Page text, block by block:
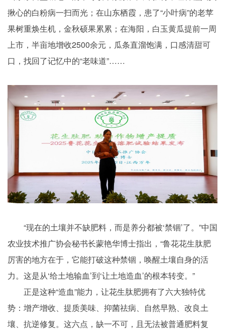
揪心的白粉病一扫而光；在山东栖霞，患了“小叶病”的老苹
果树重焕生机，金秋硕果累累；在海阳，白玉黄瓜提前一周
上市，半亩地增收2500余元，瓜条直溜饱满，口感清甜可
口，找回了记忆中的“老味道”……
“现在的土壤并不缺肥料，而是养分都被‘禁锢’了。”中国
农业技术推广协会秘书长蒙艳华博士指出，“鲁花花生肽肥
厉害的地方在于，它能打破这种禁锢，唤醒土壤自身的活
力。这是从‘给土地输血’到‘让土地造血’的根本转变。”
正是这种“造血”能力，让花生肽肥拥有了六大独特优
势：增产增收、提质美味、抑菌祛病、自然早熟、改良土
壤、抗逆修复。这六点，缺一不可，且无法被普通肥料复